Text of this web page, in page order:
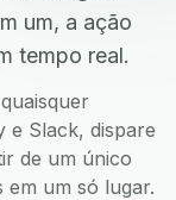
um, a ação
tempo real.
e Slack, dispare
de um único
um só lugar.